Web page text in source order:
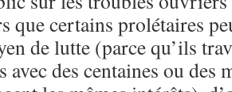
que certains prolétaires
de lutte (parce qu’ils
des centaines ou des